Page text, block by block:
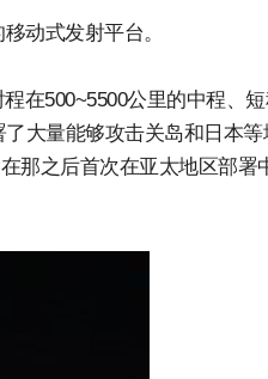
动式发射平台。
在500~5500公里的中程、
大量能够攻击关岛和日本等
那之后首次在亚太地区部署